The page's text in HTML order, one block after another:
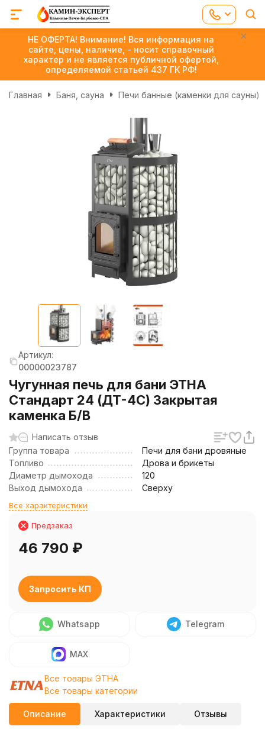
НЕ ОФЕРТА! Внимание! Вся информация на
сайте, цены, наличие, - носит справочный
характер и не является публичной офертой,
определяемой статьей 437 ГК РФ!
Главная Баня, сауна Печи банные (каменки для сауны)
Артикул:
00000023787
Чугунная печь для бани ЭТНА
Стандарт 24 (ДТ-4С) Закрытая
каменка Б/В
Написать отзыв
Группа товара
Печи для бани дровяные
Топливо
Дрова и брикеты
Диаметр дымохода
120
Выход дымохода
Сверху
Все характеристики
Предзаказ
46 790 ₽
Запросить КП
Whatsapp Telegram
MAX
Все товары ЭТНА
Все товары категории
Описание Характеристики Отзывы